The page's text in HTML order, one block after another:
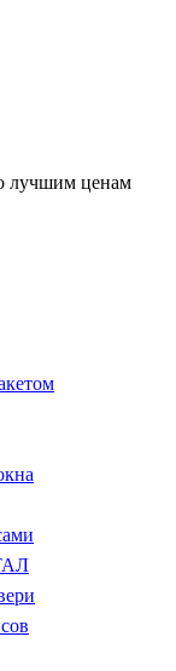
лучшим ценам